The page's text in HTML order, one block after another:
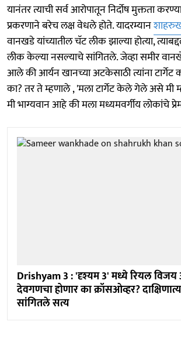
यानंतर त्याची सर्व आरोपातून निर्दोष मुक्तता
प्रकरणाने बरेच लक्ष वेधले होते. यादरम्यान
वानखडे यांच्यातील चॅट लीक झाल्या होत्या,
लीक केल्या नसल्याचे सांगितले. जेव्हा समीर
आले की आर्यन खानच्या अटकेसाठी त्यांना
का? तर ते म्हणाले , 'मला टार्गेट केले गेले असे मी
मी भाग्यवान आहे की मला मध्यमवर्गीय लोकांचे
Drishyam 3 : 'दृश्यम 3' मध्ये रियल
देवगणचा होणार का क्रॉसओव्हर?
सांगितले सत्य